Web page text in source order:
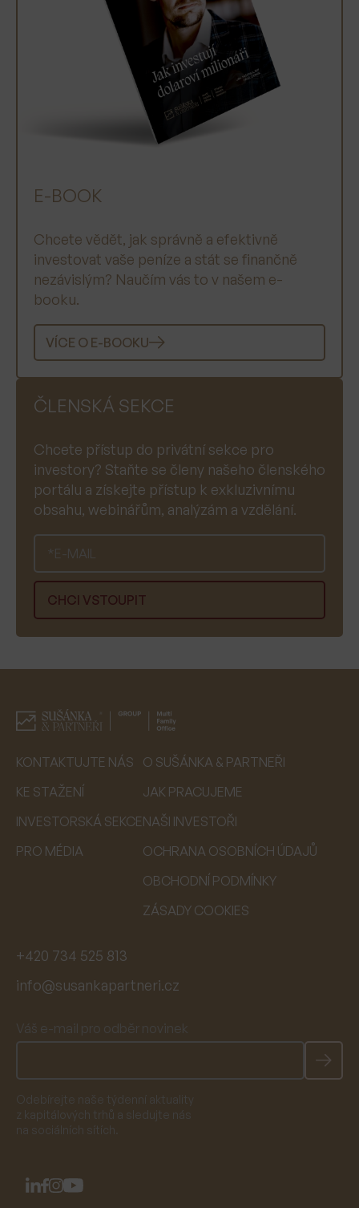
E-BOOK
Chcete vědět, jak správně a efektivně
investovat vaše peníze a stát se finančně
nezávislým? Naučím vás to v našem e-
booku.
VÍCE O E-BOOKU
ČLENSKÁ SEKCE
Chcete přístup do privátní sekce pro
investory? Staňte se členy našeho členského
portálu a získejte přístup k exkluzivnímu
obsahu, webinářům, analýzám a vzdělání.
KONTAKTUJTE NÁS
KE STAŽENÍ
INVESTORSKÁ SEKCE
PRO MÉDIA
O SUŠÁNKA & PARTNEŘI
JAK PRACUJEME
NAŠI INVESTOŘI
OCHRANA OSOBNÍCH ÚDAJŮ
OBCHODNÍ PODMÍNKY
ZÁSADY COOKIES
+420 734 525 813
info@susankapartneri.cz
Váš e-mail pro odběr novinek
Odebírejte naše týdenní aktuality
z kapitálových trhů a sledujte nás
na sociálních sítích.